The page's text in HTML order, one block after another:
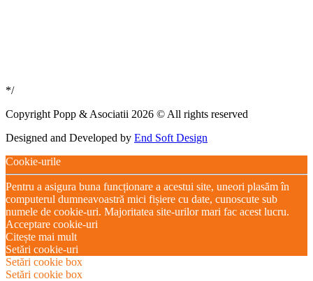
*/
Copyright Popp & Asociatii 2026 © All rights reserved
Designed and Developed by End Soft Design
Cookie-urile
Pentru a asigura buna funcționare a acestui site, uneori plasăm în
computerul dumneavoastră mici fișiere cu date, cunoscute sub
numele de cookie-uri. Majoritatea site-urilor mari fac acest lucru.
Acceptare cookie-uri
Citește mai mult
Setări cookie-uri
Setări cookie box
Setări cookie box